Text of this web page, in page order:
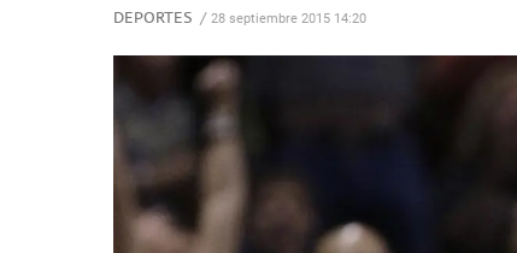
DEPORTES / 28 septiembre 2015 14:20